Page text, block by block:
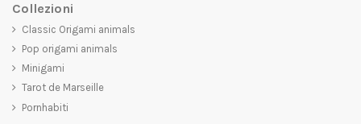
Collezioni
Classic Origami animals
Pop origami animals
Minigami
Tarot de Marseille
Pornhabiti